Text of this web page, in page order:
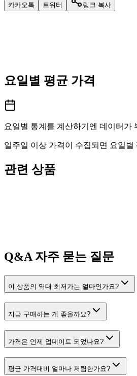
카카오톡 트위터 링크 복사
요일별 평균 가격
요일별 통계를 계산하기엔 데이터가
일주일 이상 가격이 수집되면 요일
관련 상품
Q&A자주 묻는 질문
이 상품의 역대 최저가는 얼마인가요?
지금 구매하는 게 좋을까요?
가격은 언제 업데이트 되었나요?
평균 가격대비 얼마나 저렴한가요?